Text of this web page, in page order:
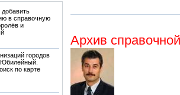
в справочную
и
городов
по карте
Архив справочной